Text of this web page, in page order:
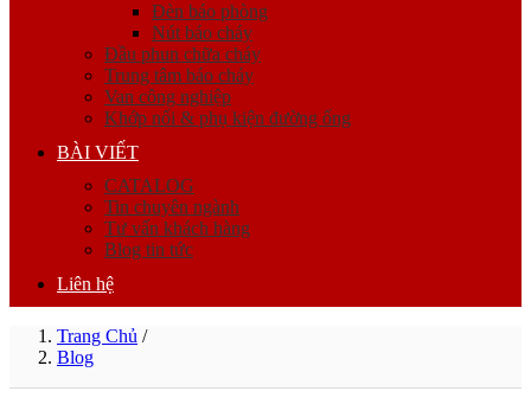
Đèn báo phòng
Nút báo cháy
Đầu phun chữa cháy
Trung tâm báo cháy
Van công nghiệp
Khớp nối & phụ kiện đường ống
BÀI VIẾT
CATALOG
Tin chuyên ngành
Tư vấn khách hàng
Blog tin tức
Liên hệ
Trang Chủ /
Blog